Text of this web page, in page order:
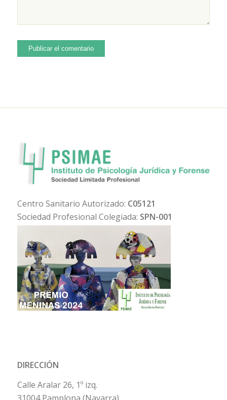
Centro Sanitario Autorizado: C05121
Sociedad Profesional Colegiada: SPN-001
DIRECCIÓN
Calle Aralar 26, 1º izq.